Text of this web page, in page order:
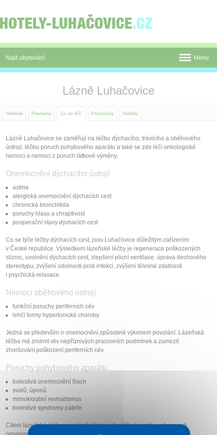
Najít ubytování
Mapa
Luhačovice
O nás
Kontakt
Menu
Lázně Luhačovice
Historie Prameny Co se léčí Procedury Aktivity
Lázně Luhačovice se zaměřují na léčbu dýchacího, trávicího a oběhového
ústrojí, léčbu poruch pohybového aparátu a také se zde léčí onkologické
nemoci a nemoci z poruch látkové výměny.
Onemocnění dýchacího ústrojí
astma
alergická onemocnění dýchacích cest
chronická bronchitida
poruchy hlasu a chraptivost
pooperační stavy dýchacích cest
Co se týče léčby dýchacích cest, jsou Luhačovice důležitým zařízením
v České republice. Výsledkem lázeňské léčby je regenerace poškozených
sliznic, uvolnění dýchacích cest, zlepšení plicní ventilace, úprava dechového
stereotypu, zvýšení odolnosti proti infekci, zvýšení tělesné zdatnosti
i psychická relaxace.
Nemoci oběhového ústrojí
funkční poruchy periferních cév
lehčí formy hypertonické choroby
Jedná se především o onemocnění způsobné výkonem povolání. Lázeňská
léčba má zmírnit vliv nepříznivých pracovních podmínek a zamezit
zhoršování poškození periferních cév.
Poruchy pohybového aparátu
bolestivá onemocnění šlach
svalů, úponů
mimokloubní revmatismus
bolestivé syndromy páteře
Cílem lázeňské léčby je ovlivnění hlavních příčin bolestí a schopnosti